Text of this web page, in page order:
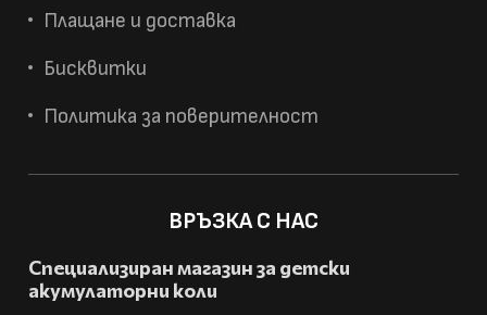
Плащане и доставка
Бисквитки
Политика за поверителност
ВРЪЗКА С НАС
Специализиран магазин за детски
акумулаторни коли